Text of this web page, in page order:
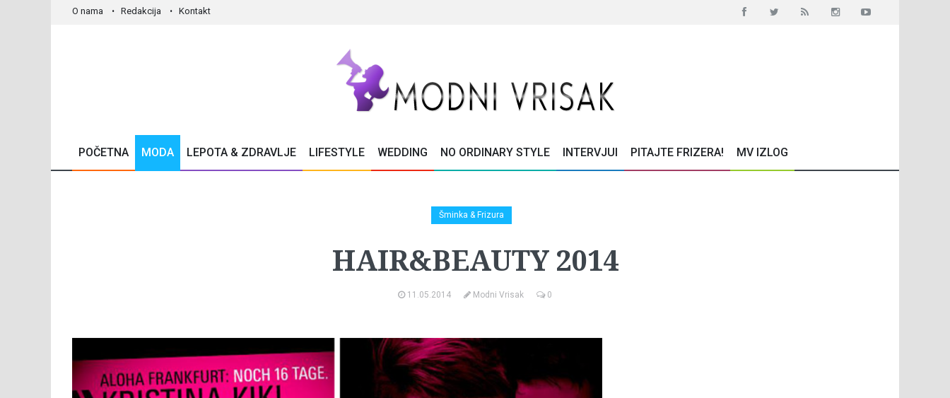
O nama Redakcija Kontakt
POČETNA MODA LEPOTA & ZDRAVLJE LIFESTYLE WEDDING NO ORDINARY STYLE INTERVJUI PITAJTE FRIZERA! MV IZLOG
Šminka & Frizura
HAIR&BEAUTY 2014
11.05.2014 Modni Vrisak 0